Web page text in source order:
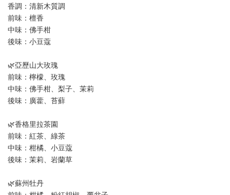
香調：清新木質調
前味：檀香
中味：佛手柑
後味：小豆蔻
🌿亞歷山大玫瑰
前味：檸檬、玫瑰
中味：佛手柑、梨子、茉莉
後味：廣藿、苔蘚
🌿香格里拉茶園
前味：紅茶、綠茶
中味：柑橘、小豆蔻
後味：茉莉、岩蘭草
🌿蘇州牡丹